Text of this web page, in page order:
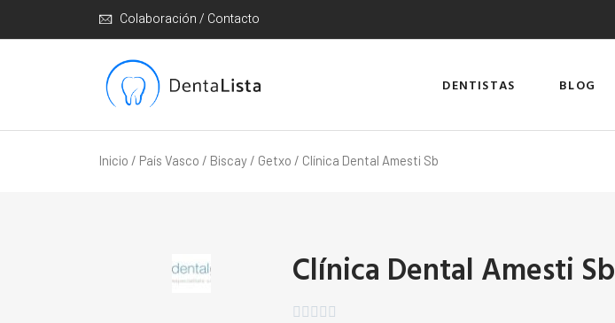
Colaboración / Contacto
DENTISTAS BLOG
Inicio / País Vasco / Biscay / Getxo / Clínica Dental Amesti Sb
Clínica Dental Amesti Sb
    